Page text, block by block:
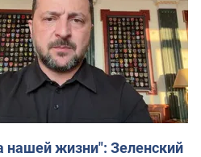
нашей жизни": Зеленский